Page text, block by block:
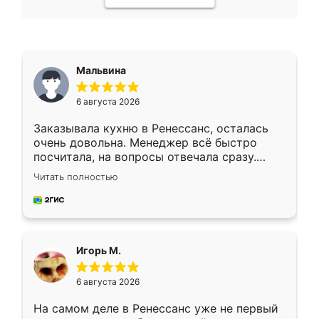
Мальвина
6 августа 2026
Заказывала кухню в Ренессанс, осталась
очень довольна. Менеджер всё быстро
посчитала, на вопросы отвечала сразу.
Замерщик приехал в субботу, подошёл к
делу со всей ответственностью. Собрали
за день, ребята работали аккуратно, даже
Читать полностью
Игорь М.
6 августа 2026
На самом деле в Ренессанс уже не первый